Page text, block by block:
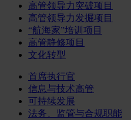
高管领导力突破项目
高管领导力发掘项目
“航海家”培训项目
高管静修项目
文化转型
首席执行官
信息与技术高管
可持续发展
法务、监管与合规职能